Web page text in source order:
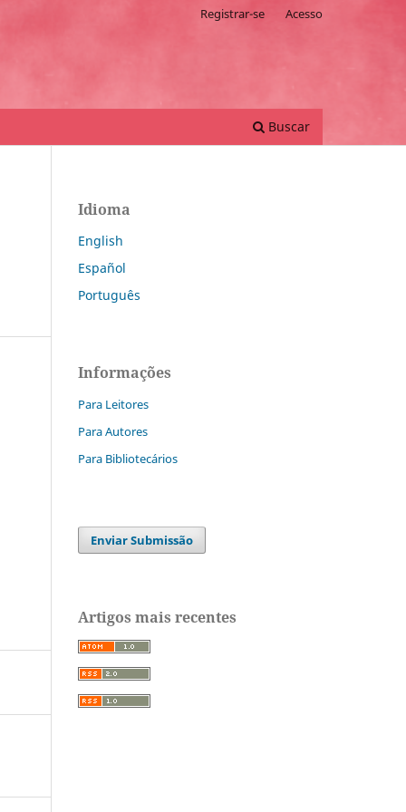
Buscar
Registrar-se Acesso
Idioma
English
Español
Português
Informações
Para Leitores
Para Autores
Para Bibliotecários
Enviar Submissão
Artigos mais recentes